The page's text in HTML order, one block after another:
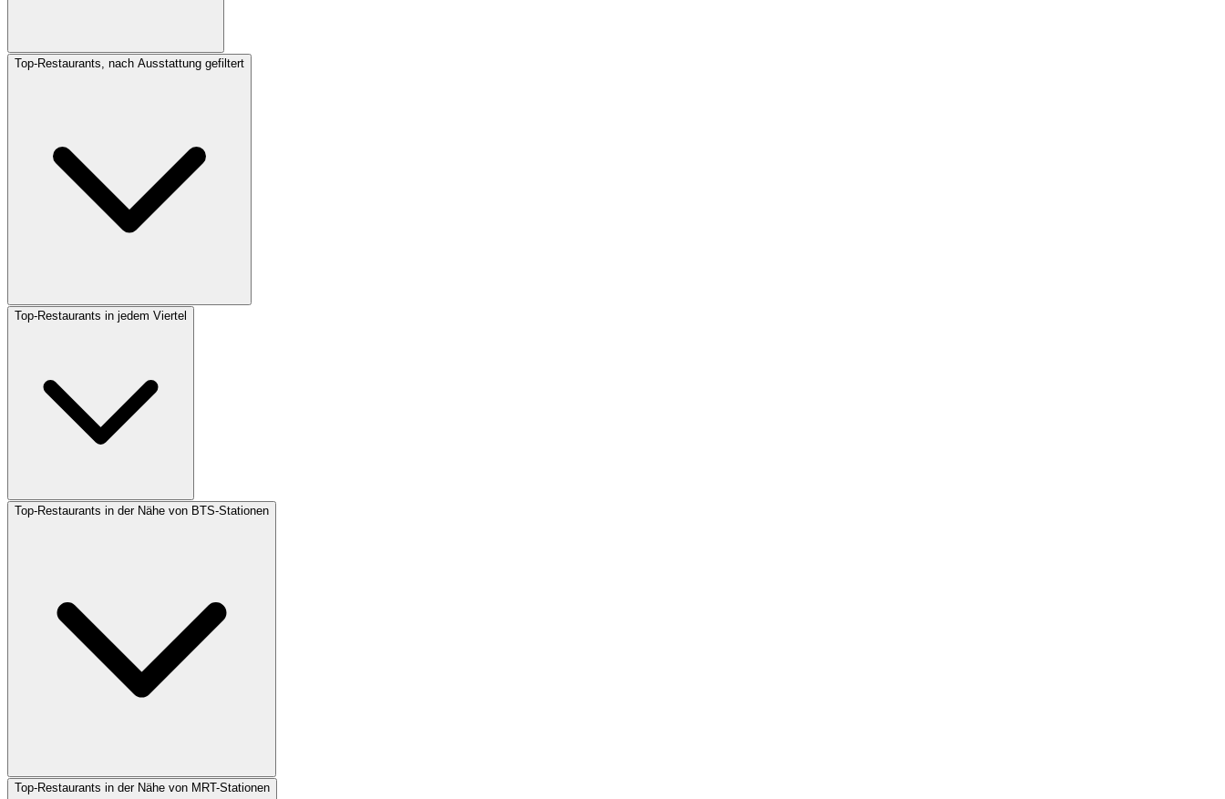
Top-Restaurants, nach Ausstattung gefiltert
Top-Restaurants in jedem Viertel
Top-Restaurants in der Nähe von BTS-Stationen
Top-Restaurants in der Nähe von MRT-Stationen